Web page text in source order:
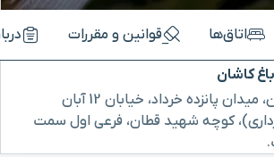
اتاق‌ها قوانین و مقررات
کاشان
کاشان، میدان پانزده خرداد، خیابان 12 آبان
کوچه شهید قطان، فرعی اول سمت